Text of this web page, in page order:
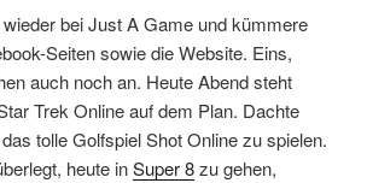
bei Just A Game und kümmere
Seiten sowie die Website. Eins,
auch noch an. Heute Abend steht
Trek Online auf dem Plan. Dachte
tolle Golfspiel Shot Online zu spielen.
heute inSuper 8zu gehen,